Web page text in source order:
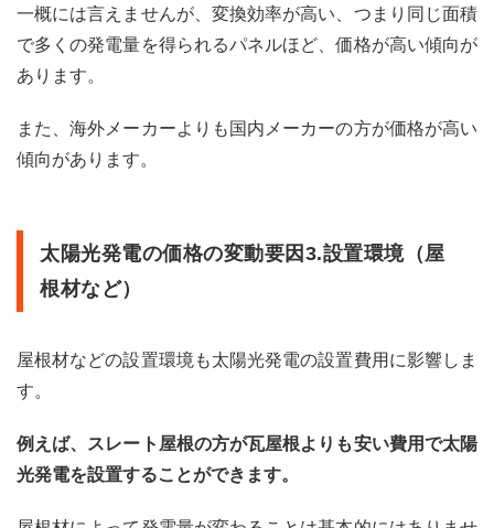
電の
対効
果の
一概には言えませんが、変換効率が高い、つまり同じ面積
で多くの発電量を得られるパネルほど、価格が高い傾向が
あります。
また、海外メーカーよりも国内メーカーの方が価格が高い
傾向があります。
太陽光発電の価格の変動要因3.設置環境（屋
根材など）
屋根材などの設置環境も太陽光発電の設置費用に影響しま
す。
例えば、スレート屋根の方が瓦屋根よりも安い費用で太陽
光発電を設置することができます。